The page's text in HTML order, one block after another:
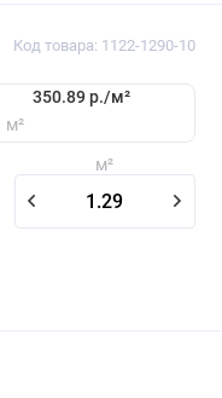
Код товара: 1122-1290-10
350.89 р./м²
м²
м²